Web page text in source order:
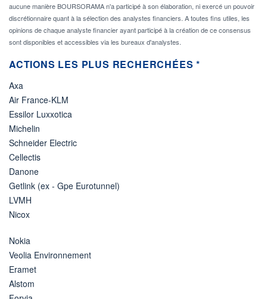
aucune manière BOURSORAMA n'a participé à son élaboration, ni exercé un pouvoir
discrétionnaire quant à la sélection des analystes financiers. A toutes fins utiles, les
opinions de chaque analyste financier ayant participé à la création de ce consensus
sont disponibles et accessibles via les bureaux d'analystes.
ACTIONS LES PLUS RECHERCHÉES *
Axa
Air France-KLM
Essilor Luxxotica
Michelin
Schneider Electric
Cellectis
Danone
Getlink (ex - Gpe Eurotunnel)
LVMH
Nicox
Nokia
Veolia Environnement
Eramet
Alstom